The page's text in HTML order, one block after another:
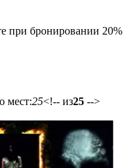
при бронировании 20%
мест:25<!-- из25 -->